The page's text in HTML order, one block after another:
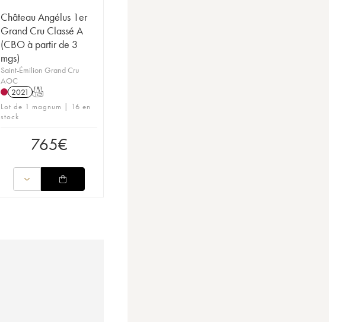
Château Angélus 1er
Grand Cru Classé A
(CBO à partir de 3
mgs)
Saint-Émilion Grand Cru
AOC
2021 T
Lot de 1 magnum | 16 en
stock
765€